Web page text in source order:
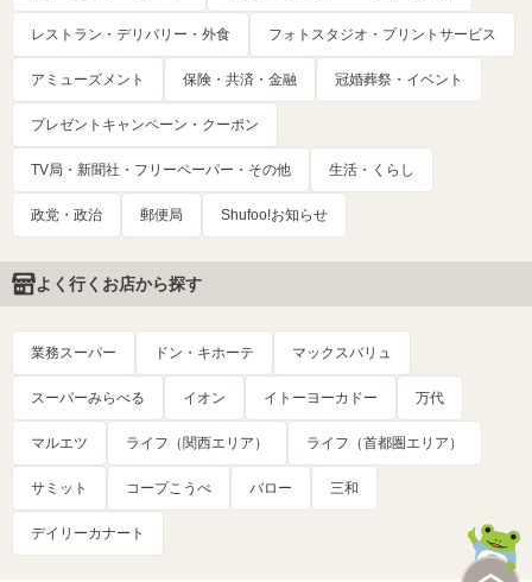
レストラン・デリバリー・外食 フォトスタジオ・プリントサービス
アミューズメント 保険・共済・金融 冠婚葬祭・イベント
プレゼントキャンペーン・クーポン
TV局・新聞社・フリーペーパー・その他 生活・くらし
政党・政治 郵便局 Shufoo!お知らせ
よく行くお店から探す
業務スーパー ドン・キホーテ マックスバリュ
スーパーみらべる イオン イトーヨーカドー 万代
マルエツ ライフ（関西エリア） ライフ（首都圏エリア）
サミット コープこうべ バロー 三和
デイリーカナート